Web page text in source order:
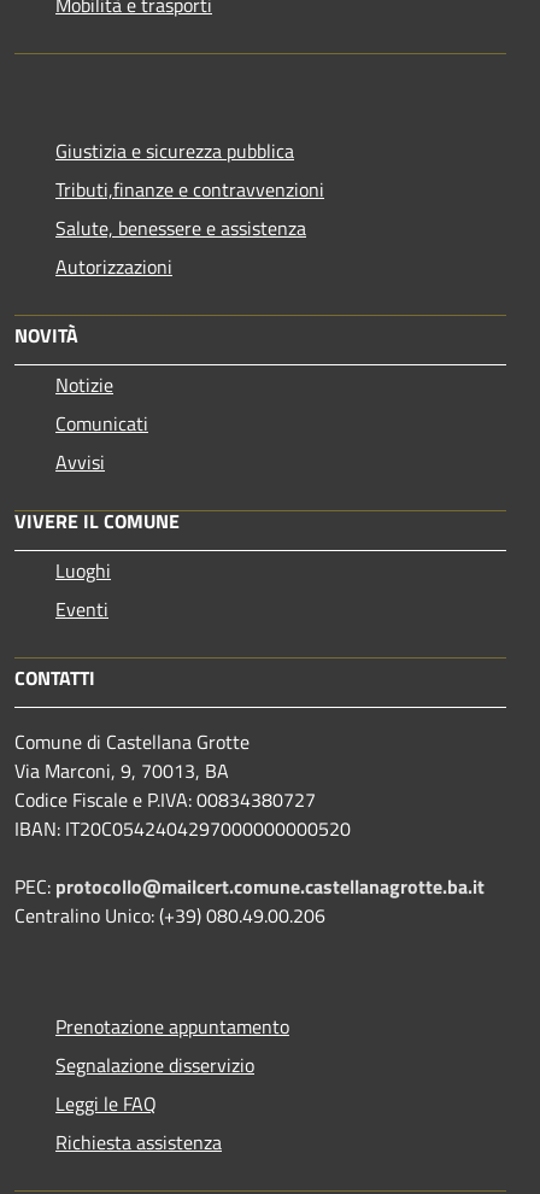
Giustizia e sicurezza pubblica
Tributi,finanze e contravvenzioni
Salute, benessere e assistenza
Autorizzazioni
NOVITÀ
Notizie
Comunicati
Avvisi
VIVERE IL COMUNE
Luoghi
Eventi
CONTATTI
Comune di Castellana Grotte
Via Marconi, 9, 70013, BA
Codice Fiscale e P.IVA: 00834380727
IBAN: IT20C0542404297000000000520
PEC: protocollo@mailcert.comune.castellanagrotte.ba.it
Centralino Unico: (+39) 080.49.00.206
Prenotazione appuntamento
Segnalazione disservizio
Leggi le FAQ
Richiesta assistenza